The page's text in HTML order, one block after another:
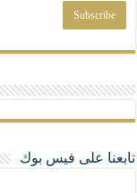
تابعنا على فيس بوك